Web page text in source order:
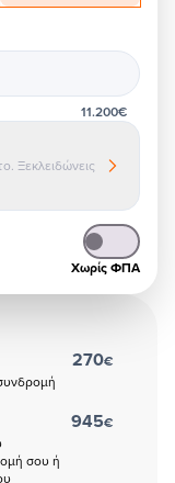
11.200€
Ξεκλειδώνεις
Χωρίς ΦΠΑ
270€
σου ή
945€